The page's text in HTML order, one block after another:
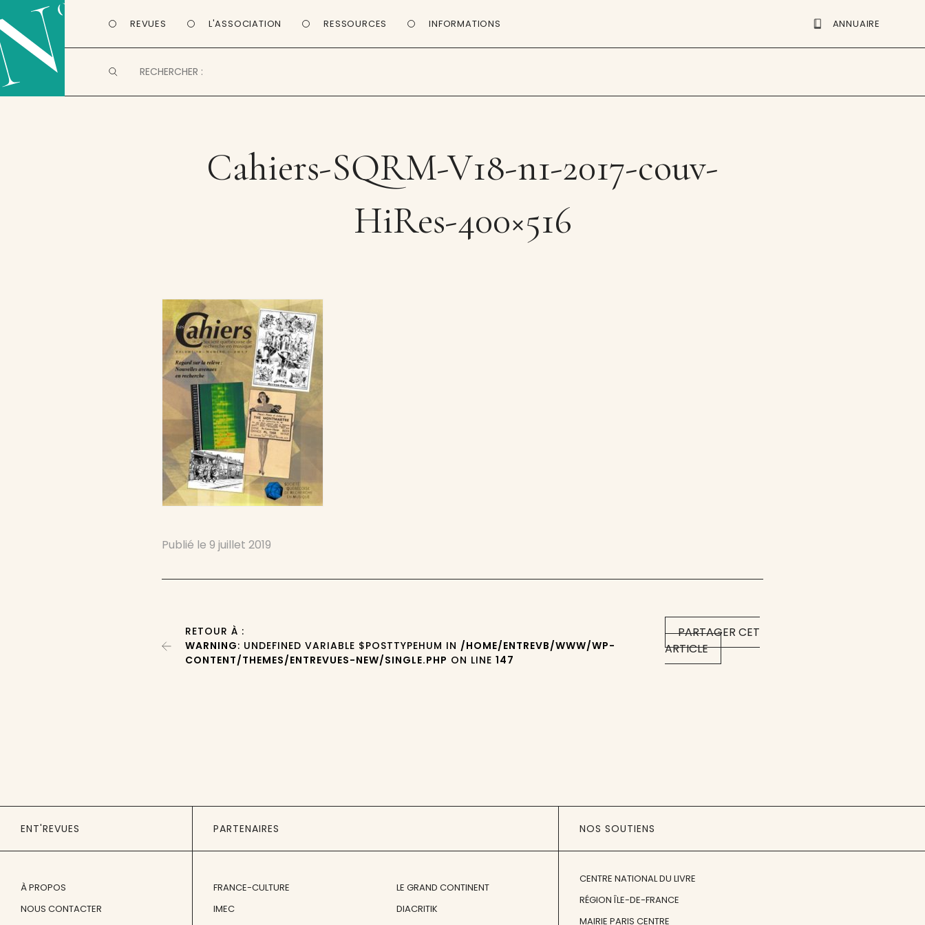
REVUES L'ASSOCIATION RESSOURCES INFORMATIONS ANNUAIRE
Cahiers-SQRM-V18-n1-2017-couv-
HiRes-400×516
Publié le9 juillet 2019
PARTAGER CET
ARTICLE
RETOUR À :
WARNING: UNDEFINED VARIABLE $POSTTYPEHUM IN /HOME/ENTREVB/WWW/WP-
CONTENT/THEMES/ENTREVUES-NEW/SINGLE.PHP ON LINE147
ENT'REVUES
À PROPOS
NOUS CONTACTER
PARTENAIRES
FRANCE-CULTURE
IMEC
LE GRAND CONTINENT
DIACRITIK
NOS SOUTIENS
CENTRE NATIONAL DU LIVRE
RÉGION ÎLE-DE-FRANCE
MAIRIE PARIS CENTRE